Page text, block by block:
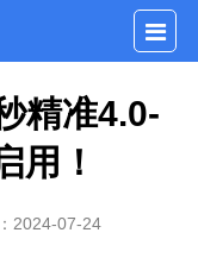
精准4.0-
用！
2024-07-24